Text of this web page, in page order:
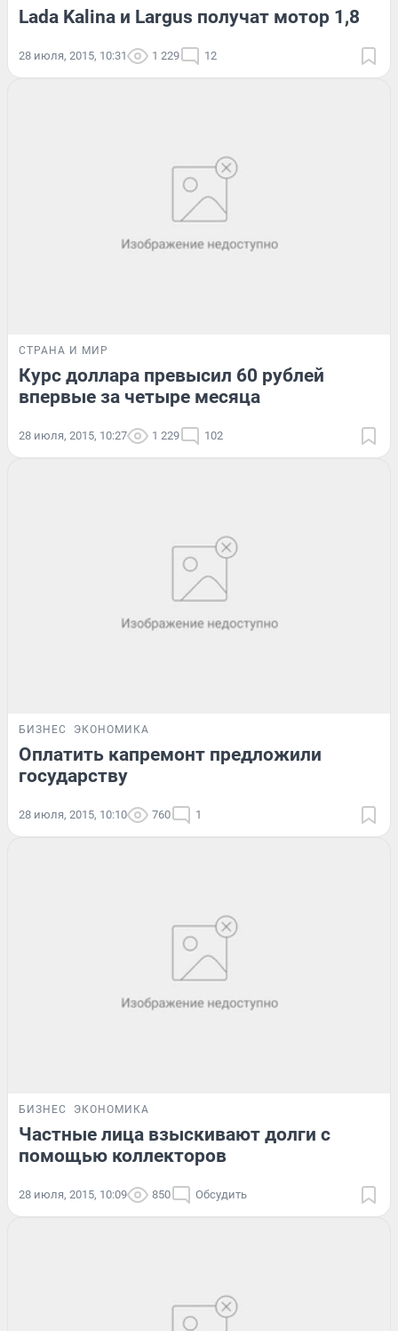
Lada Kalina и Largus получат мотор 1,8
28 июля, 2015, 10:31 1 229 12
СТРАНА И МИР
Курс доллара превысил 60 рублей
впервые за четыре месяца
28 июля, 2015, 10:27 1 229 102
БИЗНЕС ЭКОНОМИКА
Оплатить капремонт предложили
государству
28 июля, 2015, 10:10 760 1
БИЗНЕС ЭКОНОМИКА
Частные лица взыскивают долги с
помощью коллекторов
28 июля, 2015, 10:09 850 Обсудить